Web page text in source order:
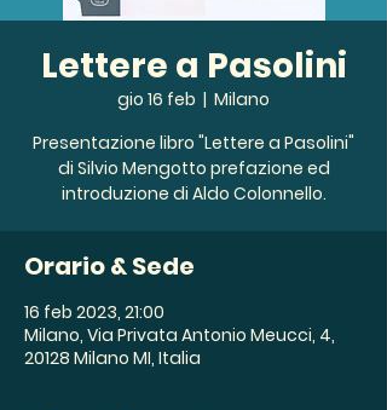
Lettere a Pasolini
gio 16 feb
  |
Milano
Presentazione libro "Lettere a Pasolini"
di Silvio Mengotto prefazione ed
introduzione di Aldo Colonnello.
Orario & Sede
16 feb 2023, 21:00
Milano, Via Privata Antonio Meucci, 4,
20128 Milano MI, Italia